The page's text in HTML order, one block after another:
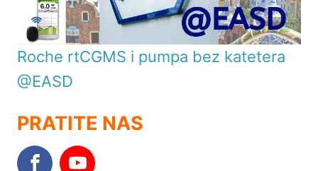
Roche rtCGMS i pumpa bez katetera
@EASD
PRATITE NAS